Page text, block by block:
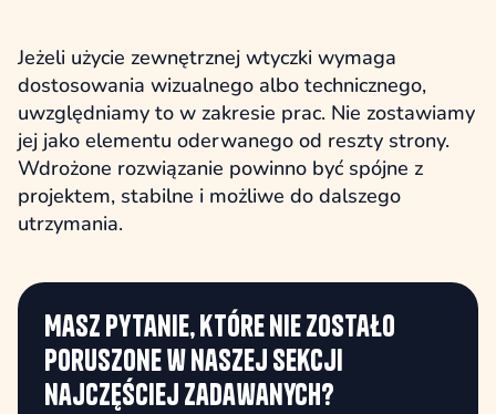
Jeżeli użycie zewnętrznej wtyczki wymaga
dostosowania wizualnego albo technicznego,
uwzględniamy to w zakresie prac. Nie zostawiamy
jej jako elementu oderwanego od reszty strony.
Wdrożone rozwiązanie powinno być spójne z
projektem, stabilne i możliwe do dalszego
utrzymania.
Masz pytanie, które nie zostało
poruszone w naszej sekcji
najczęściej zadawanych?